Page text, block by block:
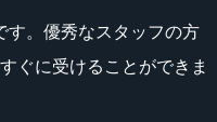
す。優秀なスタッフの方
ぐに受けることができま